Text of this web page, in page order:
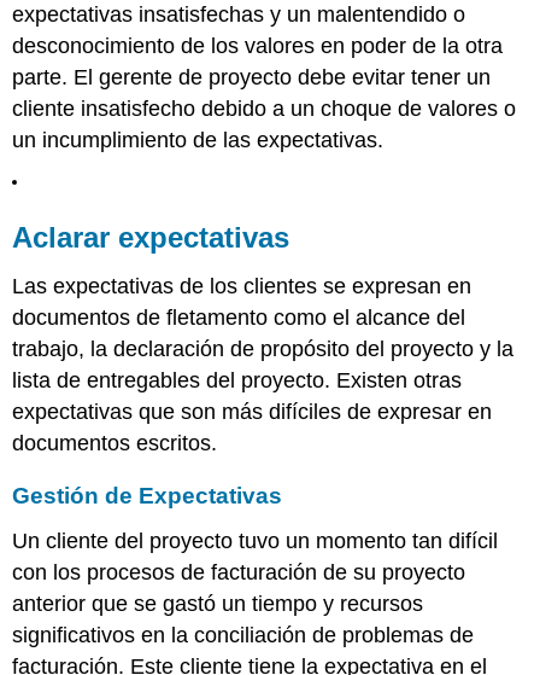
de
manera
con
el
cliente
Ejercicios
expectativas insatisfechas y un malentendido o
desconocimiento de los valores en poder de la otra
parte. El gerente de proyecto debe evitar tener un
cliente insatisfecho debido a un choque de valores o
un incumplimiento de las expectativas.
Aclarar expectativas
Las expectativas de los clientes se expresan en
documentos de fletamento como el alcance del
trabajo, la declaración de propósito del proyecto y la
lista de entregables del proyecto. Existen otras
expectativas que son más difíciles de expresar en
documentos escritos.
Gestión de Expectativas
Un cliente del proyecto tuvo un momento tan difícil
con los procesos de facturación de su proyecto
anterior que se gastó un tiempo y recursos
significativos en la conciliación de problemas de
facturación. Este cliente tiene la expectativa en el